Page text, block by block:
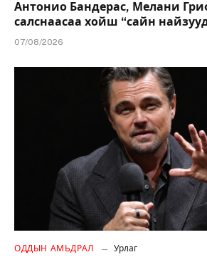
Антонио Бандерас, Мелани
салснаасаа хойш “сайн
07/08/2026
ОДДЫН АМЬДРАЛ Урлаг